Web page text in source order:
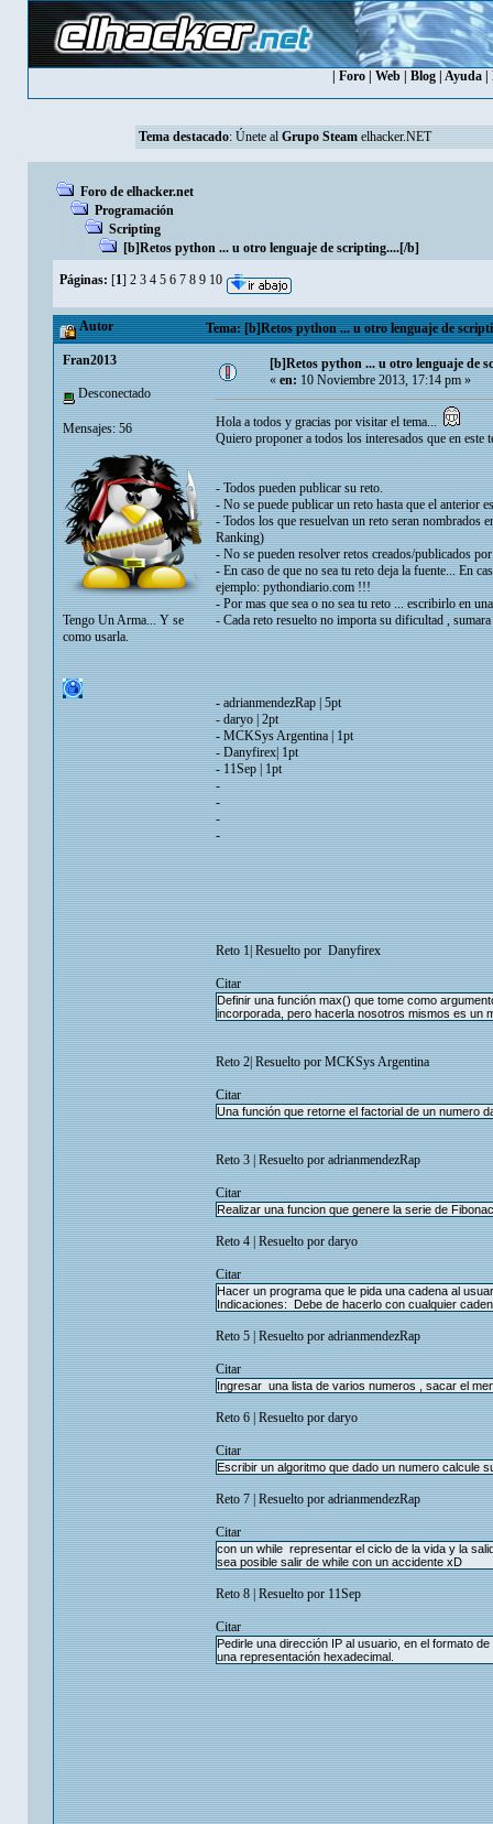
Foro Web Blog Ayuda
Tema destacado: Únete al Grupo Steamelhacker.NET
Foro de elhacker.net
Programación
Scripting
[b]Retos python ... u otro lenguaje de scripting....[/b]
Páginas: [1] 2 3 4 5 6 7 8 9 10
Autor Tema: [b]Retos python ... u otro lenguaje de
Fran2013
Desconectado
Mensajes: 56
Tengo Un Arma... Y se
como usarla.
[b]Retos python ... u otro lenguaje de
«en:10 Noviembre 2013, 17:14 pm »
Hola a todos y gracias por visitar el tema...
Quiero proponer a todos los interesados que en
- Todos pueden publicar su reto.
- No se puede publicar un reto hasta que el anterior
- Todos los que resuelvan un reto seran nombrados
Ranking)
- No se pueden resolver retos creados/publicados
- En caso de que no sea tu reto deja la fuente... En
ejemplo: pythondiario.com !!!
- Por mas que sea o no sea tu reto ... escribirlo en
- Cada reto resuelto no importa su dificultad ,
- adrianmendezRap | 5pt
- daryo | 2pt
- MCKSys Argentina | 1pt
- Danyfirex| 1pt
- 11Sep | 1pt
-
-
-
-
Reto 1| Resuelto por Danyfirex
Citar
Definir una función max() que tome como
incorporada, pero hacerla nosotros mismos es un
Reto 2| Resuelto por MCKSys Argentina
Citar
Una función que retorne el factorial de un numero
Reto 3 | Resuelto por adrianmendezRap
Citar
Realizar una funcion que genere la serie de
Reto 4 | Resuelto por daryo
Citar
Hacer un programa que le pida una cadena al
Indicaciones: Debe de hacerlo con cualquier
Reto 5 | Resuelto por adrianmendezRap
Citar
Ingresar una lista de varios numeros , sacar el
Reto 6 | Resuelto por daryo
Citar
Escribir un algoritmo que dado un numero calcule
Reto 7 | Resuelto por adrianmendezRap
Citar
con un while representar el ciclo de la vida y la
sea posible salir de while con un accidente xD
Reto 8 | Resuelto por 11Sep
Citar
Pedirle una dirección IP al usuario, en el formato
una representación hexadecimal.